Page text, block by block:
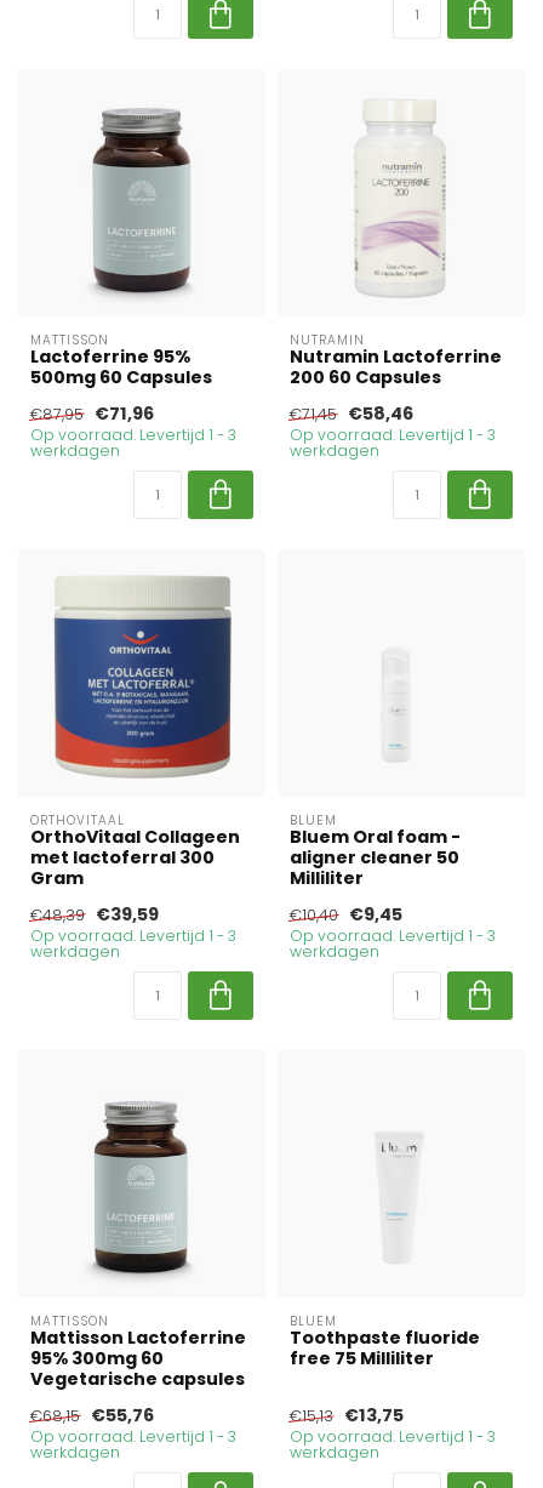
MATTISSON
Lactoferrine 95%
500mg 60 Capsules
€87,95 €71,96
Op voorraad. Levertijd 1 - 3
werkdagen
NUTRAMIN
Nutramin Lactoferrine
200 60 Capsules
€71,45 €58,46
Op voorraad. Levertijd 1 - 3
werkdagen
ORTHOVITAAL
OrthoVitaal Collageen
met lactoferral 300
Gram
€48,39 €39,59
Op voorraad. Levertijd 1 - 3
werkdagen
BLUEM
Bluem Oral foam -
aligner cleaner 50
Milliliter
€10,40 €9,45
Op voorraad. Levertijd 1 - 3
werkdagen
MATTISSON
Mattisson Lactoferrine
95% 300mg 60
Vegetarische capsules
€68,15 €55,76
Op voorraad. Levertijd 1 - 3
werkdagen
BLUEM
Toothpaste fluoride
free 75 Milliliter
€15,13 €13,75
Op voorraad. Levertijd 1 - 3
werkdagen